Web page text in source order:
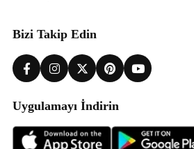
Bizi Takip Edin
Uygulamayı İndirin